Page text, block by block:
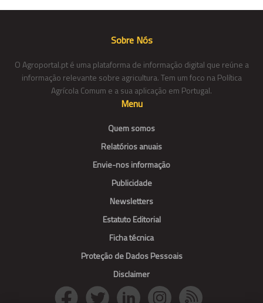
Sobre Nós
O Agroportal.pt é uma plataforma de informação digital que reúne a
informação relevante sobre agricultura. Tem um foco na Política
Agrícola Comum e a sua aplicação em Portugal.
Menu
Quem somos
Relatórios anuais
Envie-nos informação
Publicidade
Newsletters
Estatuto Editorial
Ficha técnica
Proteção de Dados Pessoais
Disclaimer